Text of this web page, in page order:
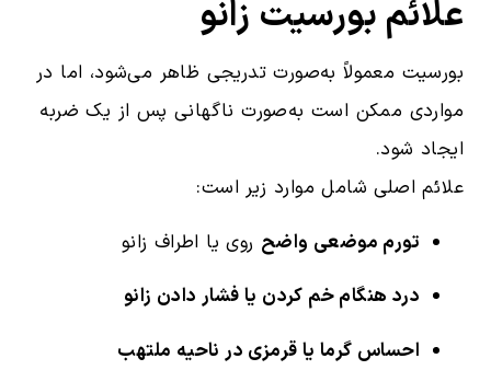
علائم بورسیت زانو
بورسیت معمولاً به‌صورت تدریجی ظاهر می‌شود، اما در
مواردی ممکن است به‌صورت ناگهانی پس از یک ضربه
ایجاد شود.
علائم اصلی شامل موارد زیر است:
تورم موضعی واضح روی یا اطراف زانو
درد هنگام خم کردن یا فشار دادن زانو
احساس گرما یا قرمزی در ناحیه ملتهب